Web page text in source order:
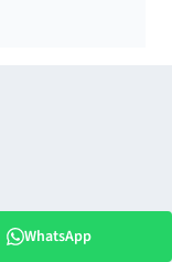
WhatsApp